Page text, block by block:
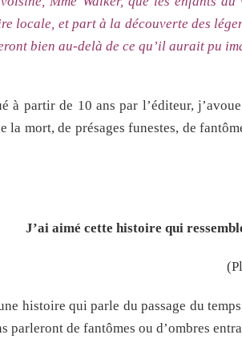
locale, et part à la découverte des
bien au-delà de ce qu’il aurait pu
à partir de 10 ans par l’éditeur,
la mort, de présages funestes, de
J’ai aimé cette histoire qui
histoire qui parle du passage du
parleront de fantômes ou d’ombres